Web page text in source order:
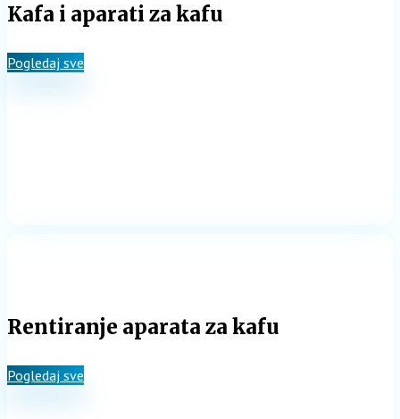
Kafa i aparati za kafu
Pogledaj sve
Rentiranje aparata za kafu
Pogledaj sve